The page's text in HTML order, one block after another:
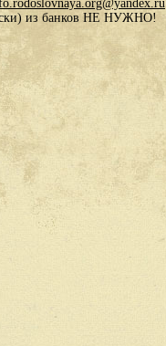
из банков НЕ НУЖНО!